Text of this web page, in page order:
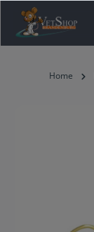
springen
Home